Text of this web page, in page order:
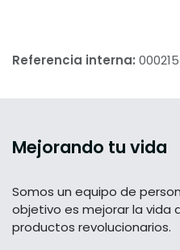
Referencia interna: 000215
Mejorando tu vida
Somos un equipo de
objetivo es mejorar la vida
productos revolucionarios.